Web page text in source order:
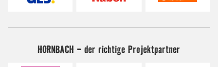
HORNBACH - der richtige Projektpartner